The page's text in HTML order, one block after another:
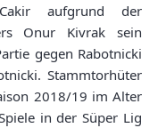
aufgrund der
Onur Kivrak sein
gegen Rabotnicki
Stammtorhüter
2018/19 im Alter
in der Süper Lig